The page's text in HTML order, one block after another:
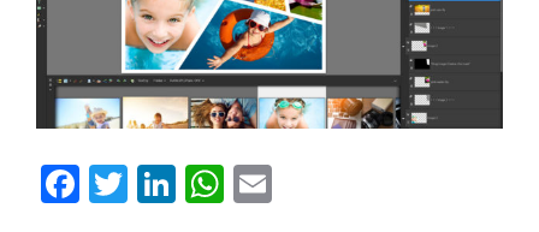
Facebook
Twitter
LinkedIn
WhatsApp